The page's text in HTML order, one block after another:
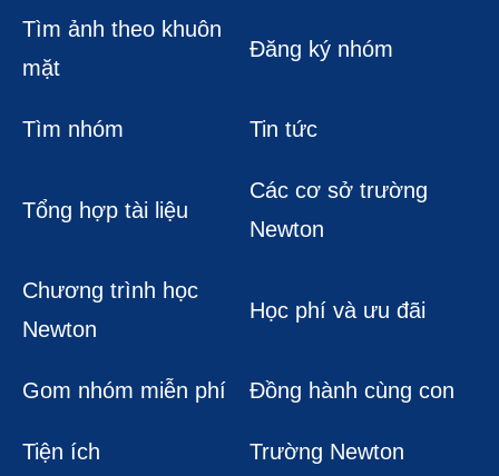
Tìm ảnh theo khuôn
mặt
Đăng ký nhóm
Tìm nhóm Tin tức
Tổng hợp tài liệu
Các cơ sở trường
Newton
Chương trình học
Newton
Học phí và ưu đãi
Gom nhóm miễn phí Đồng hành cùng con
Tiện ích Trường Newton